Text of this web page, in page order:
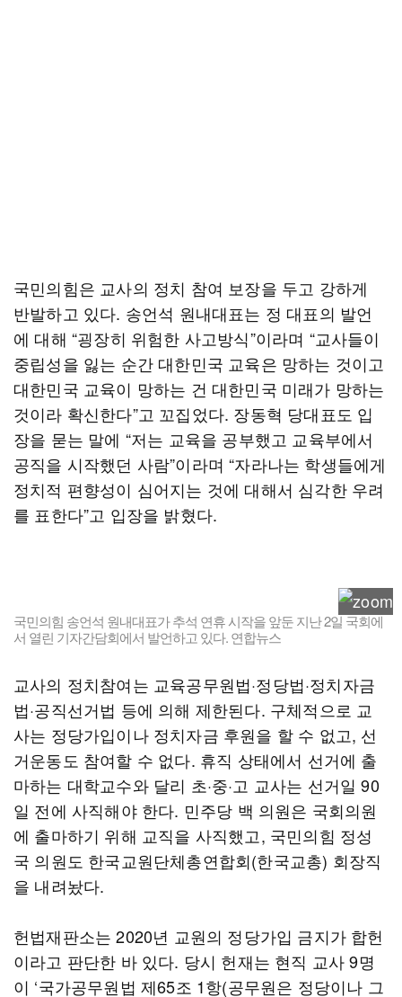
국민의힘은 교사의 정치 참여 보장을 두고 강하게
반발하고 있다. 송언석 원내대표는 정 대표의 발언
에 대해 “굉장히 위험한 사고방식”이라며 “교사들이
중립성을 잃는 순간 대한민국 교육은 망하는 것이고
대한민국 교육이 망하는 건 대한민국 미래가 망하는
것이라 확신한다”고 꼬집었다. 장동혁 당대표도 입
장을 묻는 말에 “저는 교육을 공부했고 교육부에서
공직을 시작했던 사람”이라며 “자라나는 학생들에게
정치적 편향성이 심어지는 것에 대해서 심각한 우려
를 표한다”고 입장을 밝혔다.
국민의힘 송언석 원내대표가 추석 연휴 시작을 앞둔 지난 2일 국회에
서 열린 기자간담회에서 발언하고 있다. 연합뉴스
교사의 정치참여는 교육공무원법·정당법·정치자금
법·공직선거법 등에 의해 제한된다. 구체적으로 교
사는 정당가입이나 정치자금 후원을 할 수 없고, 선
거운동도 참여할 수 없다. 휴직 상태에서 선거에 출
마하는 대학교수와 달리 초·중·고 교사는 선거일 90
일 전에 사직해야 한다. 민주당 백 의원은 국회의원
에 출마하기 위해 교직을 사직했고, 국민의힘 정성
국 의원도 한국교원단체총연합회(한국교총) 회장직
을 내려놨다.
헌법재판소는 2020년 교원의 정당가입 금지가 합헌
이라고 판단한 바 있다. 당시 헌재는 현직 교사 9명
이 ‘국가공무원법 제65조 1항(공무원은 정당이나 그